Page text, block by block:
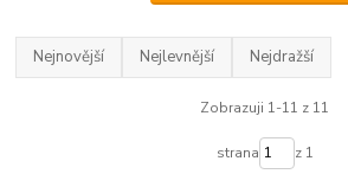
Nejnovější Nejlevnější Nejdražší
Zobrazuji 1-11 z 11
strana z 1